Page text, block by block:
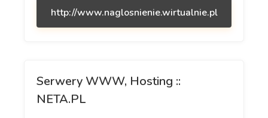
http://www.naglosnienie.wirtualnie.pl
Serwery WWW, Hosting ::
NETA.PL